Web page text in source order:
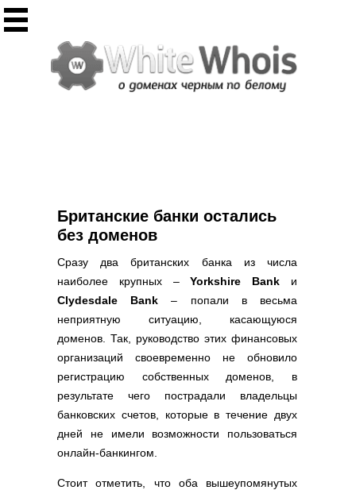
Инструменты
Массовый Whois
Регистрация домена
CHMOD калькулятор
Полезное
Новости о доменах
Статьи о доменах
FAQ по доменам
Полезные ссылки
Словари и списки
Программы
Скрипты
Британские банки остались
без доменов
Сразу два британских банка из числа
наиболее крупных –Yorkshire Bank и
Clydesdale Bank – попали в весьма
неприятную ситуацию, касающуюся
доменов. Так, руководство этих финансовых
организаций своевременно не обновило
регистрацию собственных доменов, в
результате чего пострадали владельцы
банковских счетов, которые в течение двух
дней не имели возможности пользоваться
онлайн-банкингом.
Стоит отметить, что оба вышеупомянутых